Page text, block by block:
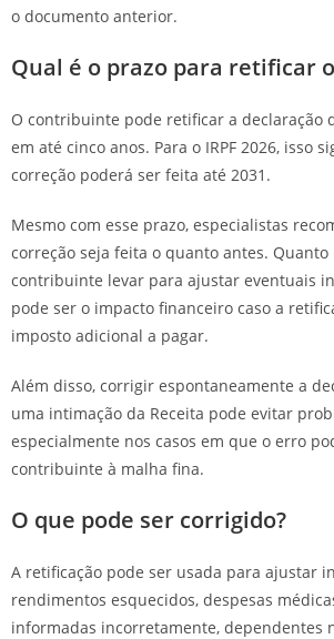
o documento anterior.
Qual é o prazo para retificar o
O contribuinte pode retificar a declaração
em até cinco anos. Para o IRPF 2026, isso
correção poderá ser feita até 2031.
Mesmo com esse prazo, especialistas
correção seja feita o quanto antes.
contribuinte levar para ajustar eventuais
pode ser o impacto financeiro caso a
imposto adicional a pagar.
Além disso, corrigir espontaneamente a
uma intimação da Receita pode evitar
especialmente nos casos em que o erro
contribuinte à malha fina.
O que pode ser corrigido?
A retificação pode ser usada para ajustar
rendimentos esquecidos, despesas
informadas incorretamente, dependentes